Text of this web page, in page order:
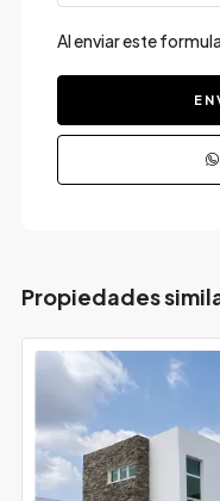
Al enviar este
Propiedades